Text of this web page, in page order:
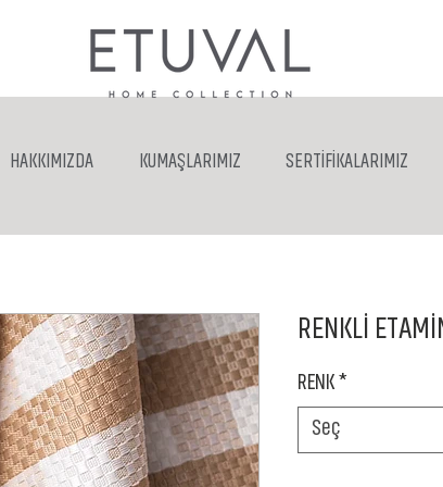
HAKKIMIZDA KUMAŞLARIMIZ SERTİFİKALARIMIZ
RENKLİ
RENK *
Seç